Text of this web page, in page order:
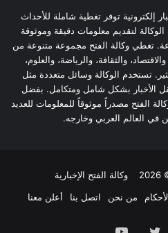
إلكترونية توفر تغطية شاملة للأحداث
الوكالة لتقديم معلومات دقيقة وموثوقة
تغطي وكالة الفتح مجموعة متنوعة من
والثقافة، والرياضة، والعلوم،
تستخدم الوكالة وسائل متعددة مثل
الأخبار بشكل شامل ومتكامل. بفضل
الفتح مصدراً موثوقاً للمعلومات للعديد
في العالم العربي وخارجه.
وكالة الفتح الإخبارية
من نحن اتصل بنا أعلن معنا